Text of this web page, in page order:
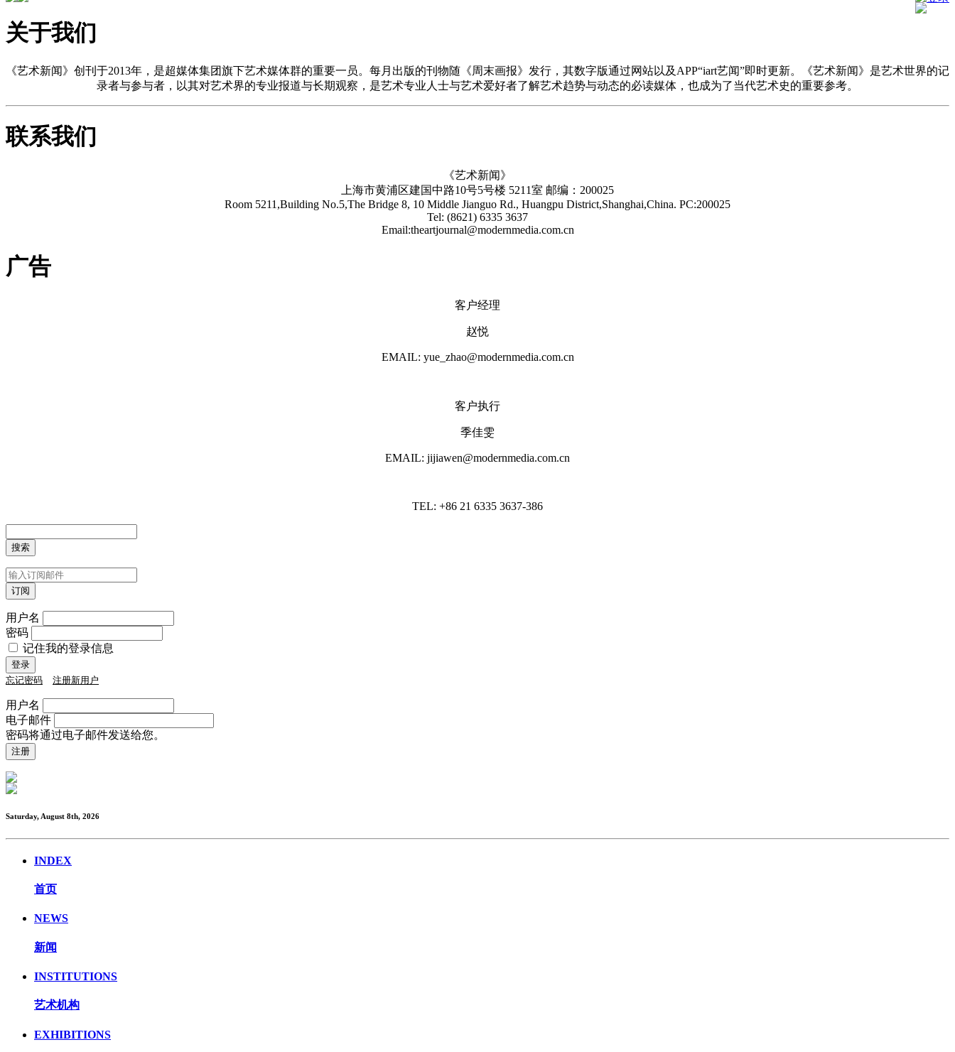
关于我们
《艺术新闻》创刊于2013年，是超媒体集团旗下艺术媒体群的重要一员。每月出版的刊物随《周末画报》发行，其数字版通过网站以及APP“iart艺闻”即时更新。《艺术新闻》是艺术世界的记
录者与参与者，以其对艺术界的专业报道与长期观察，是艺术专业人士与艺术爱好者了解艺术趋势与动态的必读媒体，也成为了当代艺术史的重要参考。
联系我们
《艺术新闻》
上海市黄浦区建国中路10号5号楼 5211室 邮编：200025
Room 5211,Building No.5,The Bridge 8, 10 Middle Jianguo Rd., Huangpu District,Shanghai,China. PC:200025
Tel: (8621) 6335 3637
Email:theartjournal@modernmedia.com.cn
广告
客户经理
赵悦
EMAIL: yue_zhao@modernmedia.com.cn
客户执行
季佳雯
EMAIL: jijiawen@modernmedia.com.cn
TEL: +86 21 6335 3637-386
用户名
密码
记住我的登录信息
忘记密码 注册新用户
用户名
电子邮件
密码将通过电子邮件发送给您。
Saturday, August 8th, 2026
INDEX
首页
NEWS
新闻
INSTITUTIONS
艺术机构
EXHIBITIONS